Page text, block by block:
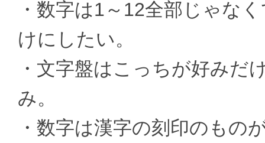
・数字は1～12全部じゃな
けにしたい。
・文字盤はこっちが好みだ
み。
・数字は漢字の刻印のもの